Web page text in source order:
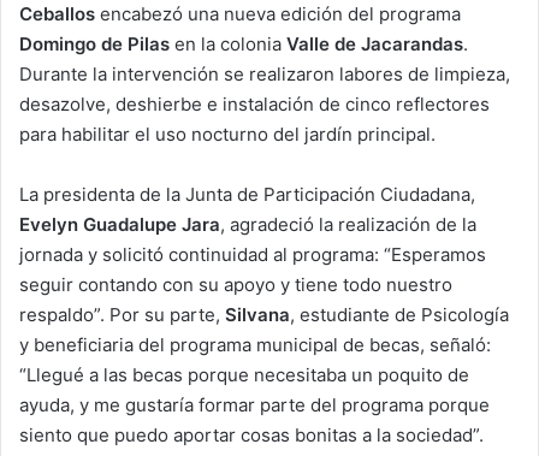
Ceballos encabezó una nueva edición del programa
Domingo de Pilas en la colonia Valle de Jacarandas.
Durante la intervención se realizaron labores de limpieza,
desazolve, deshierbe e instalación de cinco reflectores
para habilitar el uso nocturno del jardín principal.
La presidenta de la Junta de Participación Ciudadana,
Evelyn Guadalupe Jara, agradeció la realización de la
jornada y solicitó continuidad al programa: “Esperamos
seguir contando con su apoyo y tiene todo nuestro
respaldo”. Por su parte, Silvana, estudiante de Psicología
y beneficiaria del programa municipal de becas, señaló:
“Llegué a las becas porque necesitaba un poquito de
ayuda, y me gustaría formar parte del programa porque
siento que puedo aportar cosas bonitas a la sociedad”.